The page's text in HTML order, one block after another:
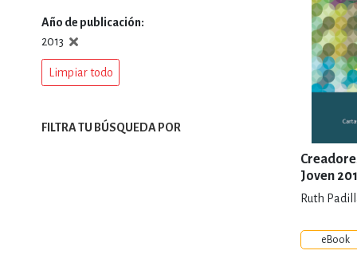
ESTILOS DE
INFANTILES,
Joven
Ruth
eBook
Año de publicación
2013
Limpiar todo
FILTRA TU BÚSQUEDA POR